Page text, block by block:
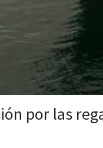
por las